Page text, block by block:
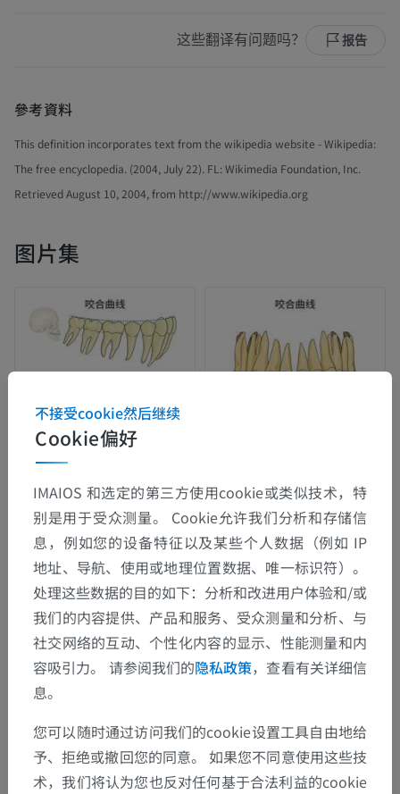
这些翻译有问题吗？ 报告
參考資料
This definition incorporates text from the wikipedia website - Wikipedia:
The free encyclopedia. (2004, July 22). FL: Wikimedia Foundation, Inc.
Retrieved August 10, 2004, from http://www.wikipedia.org
图片集
解剖层次
人体解剖学1
Cookie偏好
不接受cookie然后继续
IMAIOS 和选定的第三方使用cookie或类似技术，特
别是用于受众测量。 Cookie允许我们分析和存储信
息，例如您的设备特征以及某些个人数据（例如 IP
地址、导航、使用或地理位置数据、唯一标识符）。
处理这些数据的目的如下：分析和改进用户体验和/或
我们的内容提供、产品和服务、受众测量和分析、与
社交网络的互动、个性化内容的显示、性能测量和内
容吸引力。 请参阅我们的隐私政策，查看有关详细信
息。
您可以随时通过访问我们的cookie设置工具自由地给
予、拒绝或撤回您的同意。 如果您不同意使用这些技
术，我们将认为您也反对任何基于合法利益的cookie